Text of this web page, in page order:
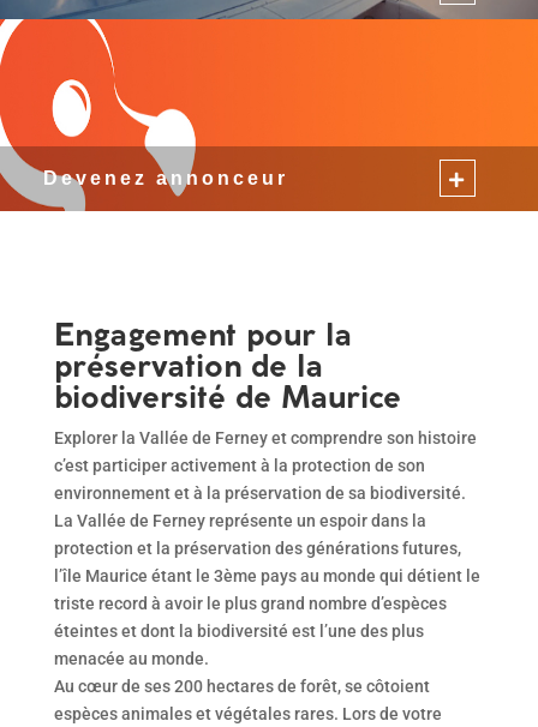
Devenez annonceur
Engagement pour la
préservation de la
biodiversité de Maurice
Explorer la Vallée de Ferney et comprendre son histoire
c’est participer activement à la protection de son
environnement et à la préservation de sa biodiversité.
La Vallée de Ferney représente un espoir dans la
protection et la préservation des générations futures,
l’île Maurice étant le 3ème pays au monde qui détient le
triste record à avoir le plus grand nombre d’espèces
éteintes et dont la biodiversité est l’une des plus
menacée au monde.
Au cœur de ses 200 hectares de forêt, se côtoient
espèces animales et végétales rares. Lors de votre